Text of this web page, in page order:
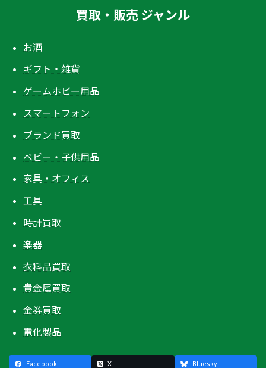
買取・販売 ジャンル
お酒
ギフト・雑貨
ゲームホビー用品
スマートフォン
ブランド買取
ベビー・子供用品
家具・オフィス
工具
時計買取
楽器
衣料品買取
貴金属買取
金券買取
電化製品
Facebook X Bluesky